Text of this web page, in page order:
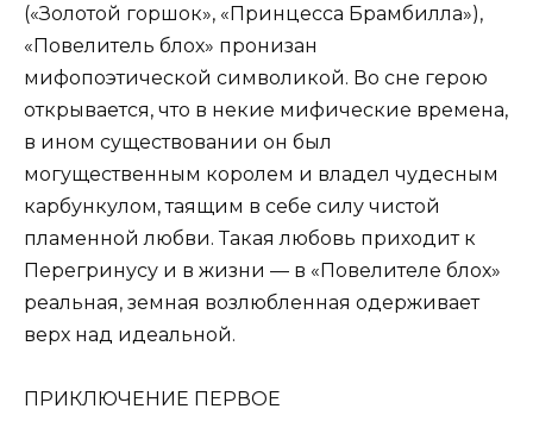
(«Золотой горшок», «Принцесса Брамбилла»),
«Повелитель блох» пронизан
мифопоэтической символикой. Во сне герою
открывается, что в некие мифические времена,
в ином существовании он был
могущественным королем и владел чудесным
карбункулом, таящим в себе силу чистой
пламенной любви. Такая любовь приходит к
Перегринусу и в жизни — в «Повелителе блох»
реальная, земная возлюбленная одерживает
верх над идеальной.
ПРИКЛЮЧЕНИЕ ПЕРВОЕ